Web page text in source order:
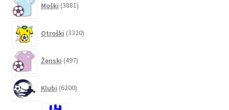
Moški 3881izdelkov
Otroški 3320izdelkov
Ženski 497izdelkov
Klubi 6200izdelkov